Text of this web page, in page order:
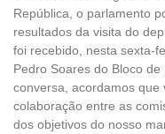
República, o parlamento
resultados da visita do
foi recebido, nesta sexta-
Pedro Soares do Bloco
conversa, acordamos
colaboração entre as
dos objetivos do nosso